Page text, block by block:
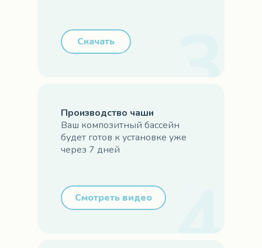
Скачать
Смотреть видео
Производство чаши
Ваш композитный бассейн
будет готов к установке уже
через 7 дней